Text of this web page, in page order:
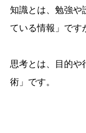
知識とは、勉強や
ている情報」です
思考とは、目的や
術」です。